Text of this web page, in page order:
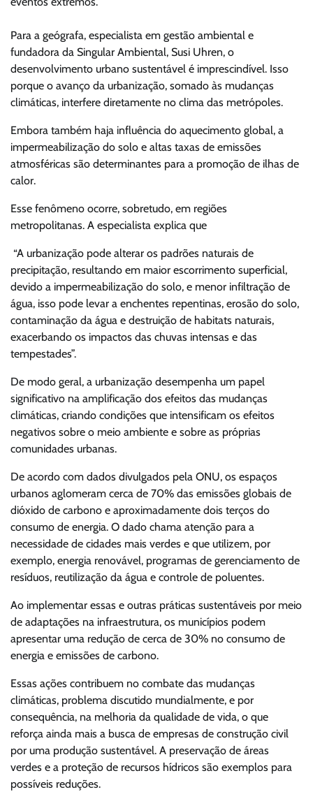
Para a geógrafa, especialista em gestão ambiental e
fundadora da Singular Ambiental, Susi Uhren, o
desenvolvimento urbano sustentável é imprescindível. Isso
porque o avanço da urbanização, somado às mudanças
climáticas, interfere diretamente no clima das metrópoles.
Embora também haja influência do aquecimento global, a
impermeabilização do solo e altas taxas de emissões
atmosféricas são determinantes para a promoção de ilhas de
calor.
Esse fenômeno ocorre, sobretudo, em regiões
metropolitanas. A especialista explica que
“A urbanização pode alterar os padrões naturais de
precipitação, resultando em maior escorrimento superficial,
devido a impermeabilização do solo, e menor infiltração de
água, isso pode levar a enchentes repentinas, erosão do solo,
contaminação da água e destruição de habitats naturais,
exacerbando os impactos das chuvas intensas e das
tempestades”.
De modo geral, a urbanização desempenha um papel
significativo na amplificação dos efeitos das mudanças
climáticas, criando condições que intensificam os efeitos
negativos sobre o meio ambiente e sobre as próprias
comunidades urbanas.
De acordo com dados divulgados pela ONU, os espaços
urbanos aglomeram cerca de 70% das emissões globais de
dióxido de carbono e aproximadamente dois terços do
consumo de energia. O dado chama atenção para a
necessidade de cidades mais verdes e que utilizem, por
exemplo, energia renovável, programas de gerenciamento de
resíduos, reutilização da água e controle de poluentes.
Ao implementar essas e outras práticas sustentáveis por meio
de adaptações na infraestrutura, os municípios podem
apresentar uma redução de cerca de 30% no consumo de
energia e emissões de carbono.
Essas ações contribuem no combate das mudanças
climáticas, problema discutido mundialmente, e por
consequência, na melhoria da qualidade de vida, o que
reforça ainda mais a busca de empresas de construção civil
por uma produção sustentável. A preservação de áreas
verdes e a proteção de recursos hídricos são exemplos para
possíveis reduções.